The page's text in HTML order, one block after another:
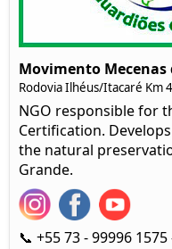
Movimento Mecenas
Rodovia Ilhéus/Itacaré Km
NGO responsible for
Certification.
the natural
Grande.
📞 +55 73 - 99996 1575